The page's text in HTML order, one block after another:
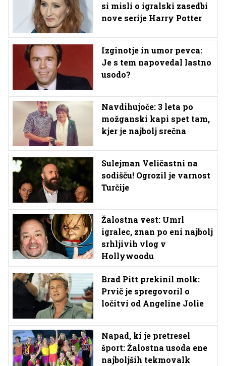
si misli o igralski zasedbi
nove serije Harry Potter
Izginotje in umor pevca:
Je s tem napovedal lastno
usodo?
Navdihujoče: 3 leta po
možganski kapi spet tam,
kjer je najbolj srečna
Sulejman Veličastni na
sodišču! Ogrozil je varnost
Turčije
Žalostna vest: Umrl
igralec, znan po eni najbolj
srhljivih vlog v
Hollywoodu
Brad Pitt prekinil molk:
Prvič je spregovoril o
ločitvi od Angeline Jolie
Napad, ki je pretresel
šport: Žalostna usoda ene
najboljših tekmovalk